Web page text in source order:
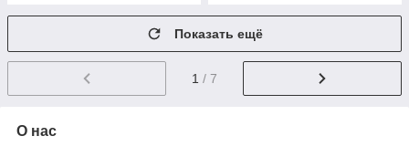
Показать ещё
1 / 7
О нас